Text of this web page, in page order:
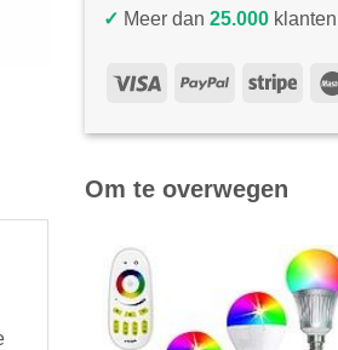
✓ Meer dan 25.000 klanten
Om te overwegen